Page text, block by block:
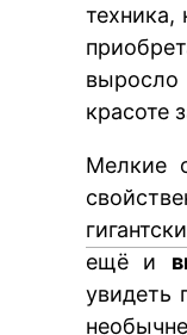
красоте
Мелкие
ещё и
увидеть